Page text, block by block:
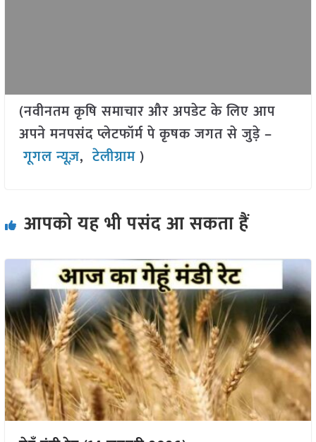
(नवीनतम कृषि समाचार और अपडेट के लिए आप
अपने मनपसंद प्लेटफॉर्म पे कृषक जगत से जुड़े –
गूगल न्यूज़,टेलीग्राम )
आपको यह भी पसंद आ सकता हैं